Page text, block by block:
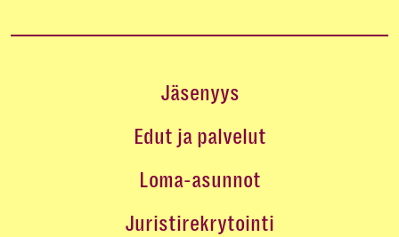
Jäsenyys
Edut ja palvelut
Loma-asunnot
Juristirekrytointi